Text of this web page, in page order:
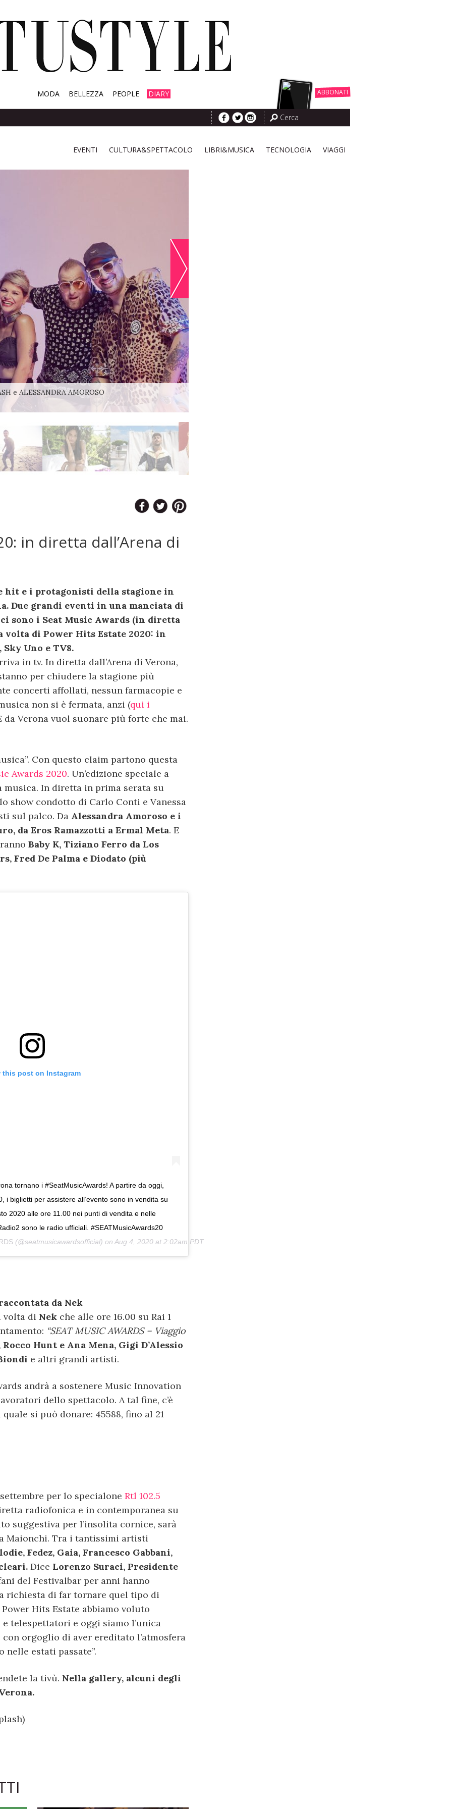
MODA BELLEZZA PEOPLE DIARY ABBONATI
EVENTI CULTURA&SPETTACOLO LIBRI&MUSICA TECNOLOGIA VIAGGI
CONTROLLA LA
SHOPPING LIST
ACQUISTA
e ALESSANDRA AMOROSO
in diretta dall’Arena di
hit e i protagonisti della stagione in
Due grandi eventi in una manciata di
sono i Seat Music Awards (in diretta
volta di Power Hits Estate 2020: in
Sky Uno e TV8.
in tv. In diretta dall’Arena di Verona,
per chiudere la stagione più
concerti affollati, nessun farmacopie e
non si è fermata, anzi (qui i
da Verona vuol suonare più forte che mai.
Con questo claim partono questa
Awards 2020. Un’edizione speciale a
In diretta in prima serata su
show condotto di Carlo Conti e Vanessa
sul palco. Da Alessandra Amoroso e i
da Eros Ramazzotti a Ermal Meta. E
Baby K, Tiziano Ferro da Los
Fred De Palma e Diodato (più
this post on Instagram
tornano i #SeatMusicAwards! A partire da oggi,
i biglietti per assistere all’evento sono in vendita su
2020 alle ore 11.00 nei punti di vendita e nelle
sono le radio ufficiali. #SEATMusicAwards20
(@seatmusicawardsofficial) on Aug 4, 2020 at 2:02am PDT
da Nek
volta di Nek che alle ore 16.00 su Rai 1
“SEAT MUSIC AWARDS – Viaggio
Hunt e Ana Mena, Gigi D’Alessio
e altri grandi artisti.
andrà a sostenere Music Innovation
dello spettacolo. A tal fine, c’è
si può donare: 45588, fino al 21
per lo specialone Rtl 102.5
radiofonica e in contemporanea su
suggestiva per l’insolita cornice, sarà
Maionchi. Tra i tantissimi artisti
Fedez, Gaia, Francesco Gabbani,
Dice Lorenzo Suraci, Presidente
del Festivalbar per anni hanno
richiesta di far tornare quel tipo di
Hits Estate abbiamo voluto
telespettatori e oggi siamo l’unica
orgoglio di aver ereditato l’atmosfera
nelle estati passate”.
la tivù. Nella gallery, alcuni degli